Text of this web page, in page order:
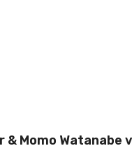
Momo Watanabe